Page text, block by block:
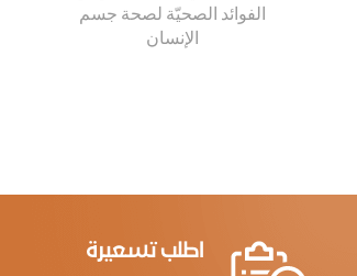
الفوائد الصحيّة لصحة جسم
الإنسان
اطلب تسعيرة